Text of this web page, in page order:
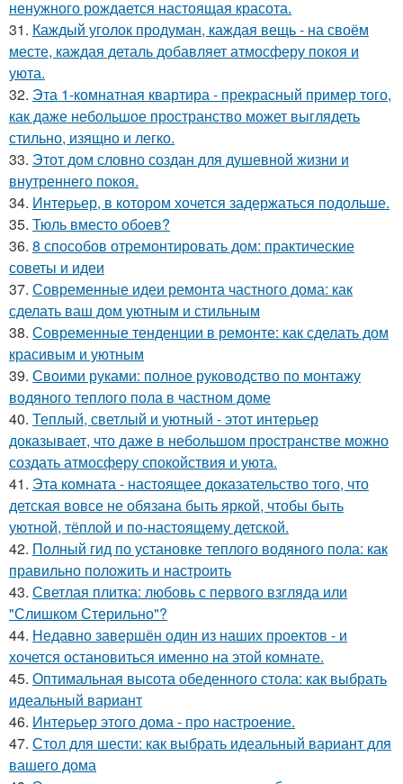
ненужного рождается настоящая красота.
31. Каждый уголок продуман, каждая вещь - на своём
месте, каждая деталь добавляет атмосферу покоя и
уюта.
32. Эта 1-комнатная квартира - прекрасный пример того,
как даже небольшое пространство может выглядеть
стильно, изящно и легко.
33. Этот дом словно создан для душевной жизни и
внутреннего покоя.
34. Интерьер, в котором хочется задержаться подольше.
35. Тюль вместо обоев?
36. 8 способов отремонтировать дом: практические
советы и идеи
37. Современные идеи ремонта частного дома: как
сделать ваш дом уютным и стильным
38. Современные тенденции в ремонте: как сделать дом
красивым и уютным
39. Своими руками: полное руководство по монтажу
водяного теплого пола в частном доме
40. Теплый, светлый и уютный - этот интерьер
доказывает, что даже в небольшом пространстве можно
создать атмосферу спокойствия и уюта.
41. Эта комната - настоящее доказательство того, что
детская вовсе не обязана быть яркой, чтобы быть
уютной, тёплой и по-настоящему детской.
42. Полный гид по установке теплого водяного пола: как
правильно положить и настроить
43. Светлая плитка: любовь с первого взгляда или
"Слишком Стерильно"?
44. Недавно завершён один из наших проектов - и
хочется остановиться именно на этой комнате.
45. Оптимальная высота обеденного стола: как выбрать
идеальный вариант
46. Интерьер этого дома - про настроение.
47. Стол для шести: как выбрать идеальный вариант для
вашего дома